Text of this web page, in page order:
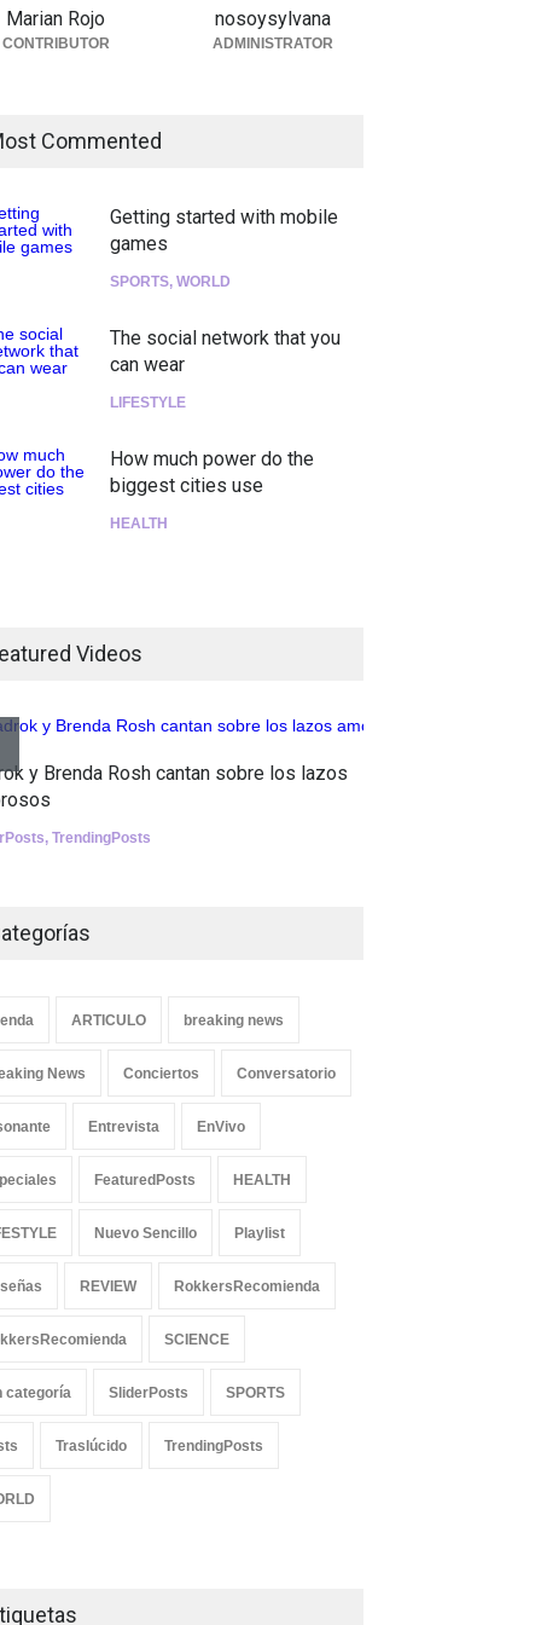
"Pogo Rodeo" lo
de Psychedelic Porn
,breaking news
,Conciertos FeaturedPosts
,ARTICULO
Marian Rojo
CONTRIBUTOR
nosoysylvana
ADMINISTRATOR
Commented
Getting started with mobile
games
SPORTS, WORLD
The social network that you
can wear
LIFESTYLE
How much power do the
biggest cities use
HEALTH
Nuclear fusion closer to
Videos
y Brenda Rosh cantan sobre los lazos
, TrendingPosts
ARTICULO breaking news
News Conciertos Conversatorio
Entrevista EnVivo
FeaturedPosts HEALTH
Nuevo Sencillo Playlist
REVIEW RokkersRecomienda
SCIENCE
categoría SliderPosts SPORTS
Traslúcido TrendingPosts